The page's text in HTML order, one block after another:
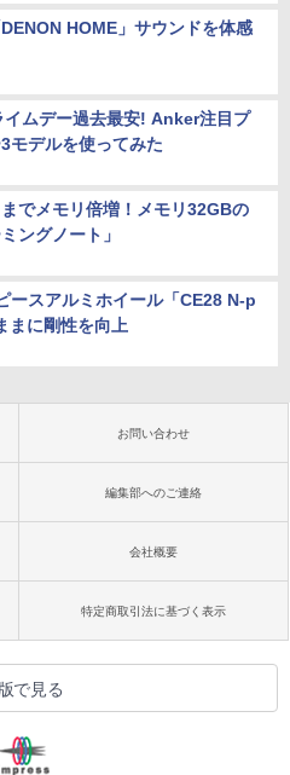
HOME」サウンドを体感
ムデー過去最安! Anker注目プ
モデルを使ってみた
でメモリ倍増！メモリ32GBの
ングノート」
ースアルミホイール「CE28 N-p
まに剛性を向上
お問い合わせ
編集部へのご連絡
会社概要
特定商取引法に基づく表示
で見る